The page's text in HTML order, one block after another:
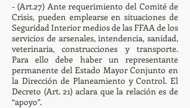
- (Art.27) Ante requerimiento del Comité de
Crisis, pueden emplearse en situaciones de
Seguridad Interior medios de las FFAA de los
servicios de arsenales, intendencia, sanidad,
veterinaria, construcciones y transporte.
Para ello debe haber un representante
permanente del Estado Mayor Conjunto en
la Dirección de Planeamiento y Control. El
Decreto (Art. 21) aclara que la relación es de
“apoyo”.